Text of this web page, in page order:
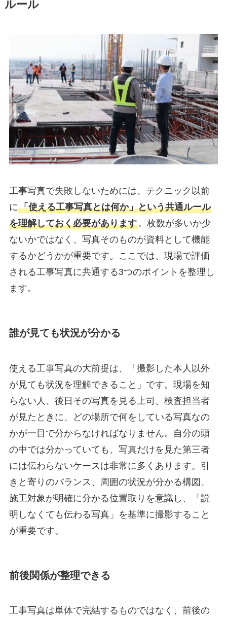
ルール
工事写真で失敗しないためには、テクニック以前
に「使える工事写真とは何か」という共通ルール
を理解しておく必要があります。枚数が多いか少
ないかではなく、写真そのものが資料として機能
するかどうかが重要です。ここでは、現場で評価
される工事写真に共通する3つのポイントを整理し
ます。
誰が見ても状況が分かる
使える工事写真の大前提は、「撮影した本人以外
が見ても状況を理解できること」です。現場を知
らない人、後日その写真を見る上司、検査担当者
が見たときに、どの場所で何をしている写真なの
かが一目で分からなければなりません。自分の頭
の中では分かっていても、写真だけを見た第三者
には伝わらないケースは非常に多くあります。引
きと寄りのバランス、周囲の状況が分かる構図、
施工対象が明確に分かる位置取りを意識し、「説
明しなくても伝わる写真」を基準に撮影すること
が重要です。
前後関係が整理できる
工事写真は単体で完結するものではなく、前後の